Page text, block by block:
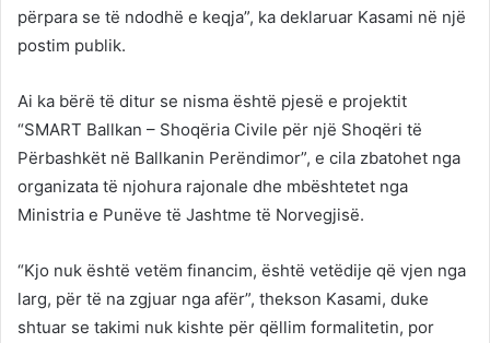
përpara se të ndodhë e keqja”, ka deklaruar Kasami në një
postim publik.
Ai ka bërë të ditur se nisma është pjesë e projektit
“SMART Ballkan – Shoqëria Civile për një Shoqëri të
Përbashkët në Ballkanin Perëndimor”, e cila zbatohet nga
organizata të njohura rajonale dhe mbështetet nga
Ministria e Punëve të Jashtme të Norvegjisë.
“Kjo nuk është vetëm financim, është vetëdije që vjen nga
larg, për të na zgjuar nga afër”, thekson Kasami, duke
shtuar se takimi nuk kishte për qëllim formalitetin, por